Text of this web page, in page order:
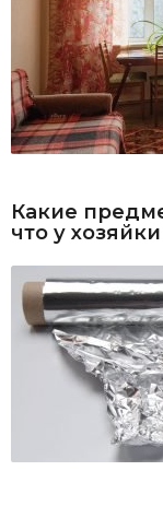
Какие
что у